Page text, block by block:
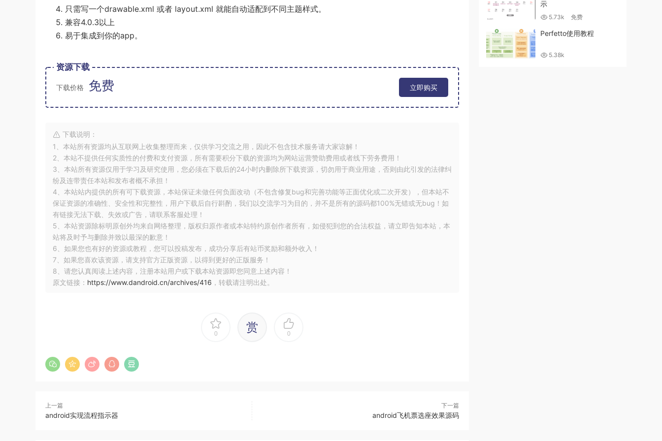
只需写一个drawable.xml 或者 layout.xml 就能自动适配到不同主题样式。
兼容4.0.3以上
易于集成到你的app。
资源下载
下载价格 免费 立即购买
下载说明：
1、本站所有资源均从互联网上收集整理而来，仅供学习交流之用，因此不包含技术服务请大家谅解！
2、本站不提供任何实质性的付费和支付资源，所有需要积分下载的资源均为网站运营赞助费用或者线下劳务费用！
3、本站所有资源仅用于学习及研究使用，您必须在下载后的24小时内删除所下载资源，切勿用于商业用途，否则由此引发的法律纠
纷及连带责任本站和发布者概不承担！
4、本站站内提供的所有可下载资源，本站保证未做任何负面改动（不包含修复bug和完善功能等正面优化或二次开发），但本站不
保证资源的准确性、安全性和完整性，用户下载后自行斟酌，我们以交流学习为目的，并不是所有的源码都100%无错或无bug！如
有链接无法下载、失效或广告，请联系客服处理！
5、本站资源除标明原创外均来自网络整理，版权归原作者或本站特约原创作者所有，如侵犯到您的合法权益，请立即告知本站，本
站将及时予与删除并致以最深的歉意！
6、如果您也有好的资源或教程，您可以投稿发布，成功分享后有站币奖励和额外收入！
7、如果您喜欢该资源，请支持官方正版资源，以得到更好的正版服务！
8、请您认真阅读上述内容，注册本站用户或下载本站资源即您同意上述内容！
原文链接： https://www.dandroid.cn/archives/416 ，转载请注明出处。
0 赏 0
上一篇
android实现流程指示器
下一篇
android飞机票选座效果源码
示
5.73k 免费
Perfetto使用教程
5.38k